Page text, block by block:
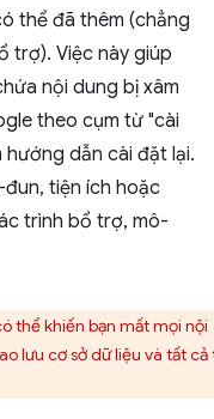
thể đã thêm (chẳng
trợ). Việc này giúp
nội dung bị xâm
theo cụm từ "cài
hướng dẫn cài đặt lại.
tiện ích hoặc
trình bổ trợ, mô-
thể khiến bạn mất mọi nội
lưu cơ sở dữ liệu và tất cả